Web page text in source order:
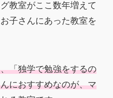
教室がここ数年増えて
子さんにあった教室を
「独学で勉強をするの
におすすめなのが、マ